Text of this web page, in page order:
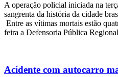
A operação policial iniciada na
sangrenta da história da cidade
Entre as vítimas mortais estão
feira a Defensoria Pública
Acidente com autocarro